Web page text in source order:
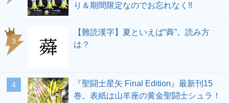
り＆期間限定なのでお忘れなく!!
3
【難読漢字】夏といえば“蕣”。読み方
は？
4
『聖闘士星矢 Final Edition』最新刊15
巻。表紙は山羊座の黄金聖闘士シュラ！